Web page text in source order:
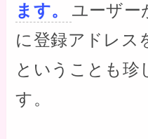
ます。
ユーザー
に登録アドレス
ということも珍
す。